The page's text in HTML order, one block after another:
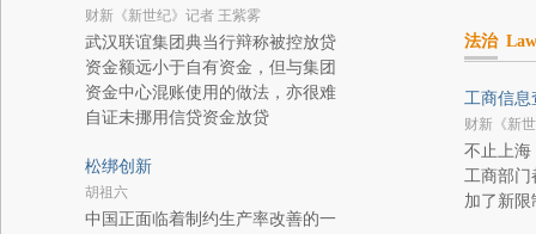
财新《新世纪》记者 王紫雾
武汉联谊集团典当行辩称被控放贷
资金额远小于自有资金，但与集团
资金中心混账使用的做法，亦很难
自证未挪用信贷资金放贷
松绑创新
胡祖六
中国正面临着制约生产率改善的一
法治 Law
工商信息
财新《新
不止上海
工商部门
加了新限